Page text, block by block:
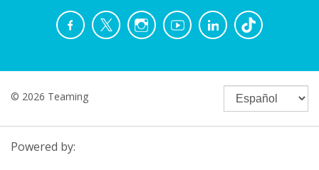
© 2026 Teaming
Powered by: